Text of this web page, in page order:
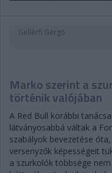
Gellérfi Gergő
Marko szerint a
történik valójában
A Red Bull korábbi
látványosabbá váltak a
szabályok bevezetése
versenyzők képességeit
a szurkolók többsége